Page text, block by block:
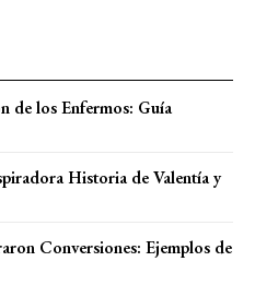
de los Enfermos: Guía
Historia de Valentía y
Conversiones: Ejemplos de